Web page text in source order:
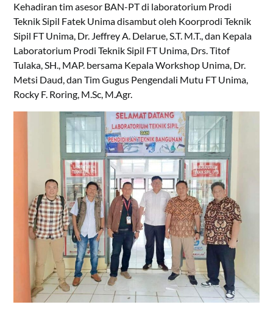
Kehadiran tim asesor BAN-PT di laboratorium Prodi
Teknik Sipil Fatek Unima disambut oleh Koorprodi Teknik
Sipil FT Unima, Dr. Jeffrey A. Delarue, S.T. M.T., dan Kepala
Laboratorium Prodi Teknik Sipil FT Unima, Drs. Titof
Tulaka, SH., MAP. bersama Kepala Workshop Unima, Dr.
Metsi Daud, dan Tim Gugus Pengendali Mutu FT Unima,
Rocky F. Roring, M.Sc, M.Agr.